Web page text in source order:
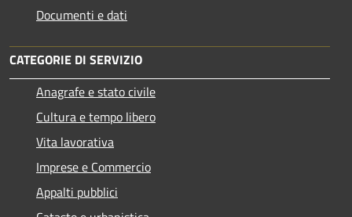
Documenti e dati
CATEGORIE DI SERVIZIO
Anagrafe e stato civile
Cultura e tempo libero
Vita lavorativa
Imprese e Commercio
Appalti pubblici